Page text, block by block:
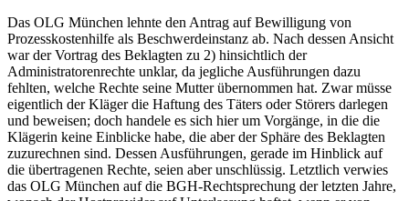
Das OLG München lehnte den Antrag auf Bewilligung von
Prozesskostenhilfe als Beschwerdeinstanz ab. Nach dessen Ansicht
war der Vortrag des Beklagten zu 2) hinsichtlich der
Administratorenrechte unklar, da jegliche Ausführungen dazu
fehlten, welche Rechte seine Mutter übernommen hat. Zwar müsse
eigentlich der Kläger die Haftung des Täters oder Störers darlegen
und beweisen; doch handele es sich hier um Vorgänge, in die die
Klägerin keine Einblicke habe, die aber der Sphäre des Beklagten
zuzurechnen sind. Dessen Ausführungen, gerade im Hinblick auf
die übertragenen Rechte, seien aber unschlüssig. Letztlich verwies
das OLG München auf die BGH-Rechtsprechung der letzten Jahre,